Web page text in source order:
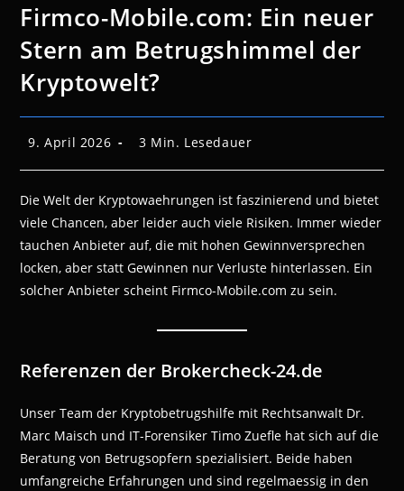
Firmco-Mobile.com: Ein neuer
Stern am Betrugshimmel der
Kryptowelt?
Beitrag
9. April 2026 Lesedauer:
3 Min. Lesedauer
Die Welt der Kryptowaehrungen ist faszinierend und bietet
viele Chancen, aber leider auch viele Risiken. Immer wieder
tauchen Anbieter auf, die mit hohen Gewinnversprechen
locken, aber statt Gewinnen nur Verluste hinterlassen. Ein
solcher Anbieter scheint Firmco-Mobile.com zu sein.
Referenzen der Brokercheck-24.de
Unser Team der Kryptobetrugshilfe mit Rechtsanwalt Dr.
Marc Maisch und IT-Forensiker Timo Zuefle hat sich auf die
Beratung von Betrugsopfern spezialisiert. Beide haben
umfangreiche Erfahrungen und sind regelmaessig in den